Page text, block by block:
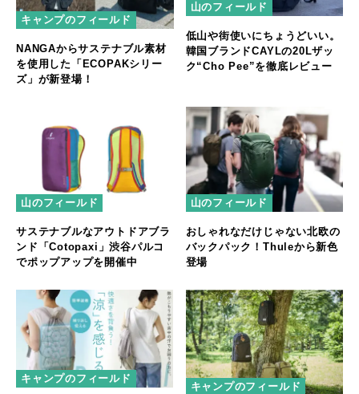
キャンプのフィールド
NANGAからサステナブル素材
を使用した「ECOPAKシリー
ズ」が新登場！
山のフィールド
低山や街使いにちょうどいい。
韓国ブランドCAYLの20Lザッ
ク“Cho Pee”を徹底レビュー
山のフィールド
サステナブルなアウトドアブラ
ンド「Cotopaxi」渋谷パルコ
でポップアップを開催中
山のフィールド
おしゃれなだけじゃない北欧の
バックパック！Thuleから新色
登場
キャンプのフィールド
キャンプのフィールド